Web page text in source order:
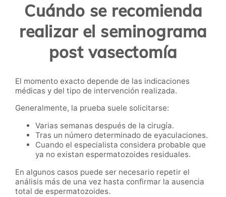
Cuándo se recomienda
realizar el seminograma
post vasectomía
El momento exacto depende de las indicaciones
médicas y del tipo de intervención realizada.
Generalmente, la prueba suele solicitarse:
Varias semanas después de la cirugía.
Tras un número determinado de eyaculaciones.
Cuando el especialista considera probable que
ya no existan espermatozoides residuales.
En algunos casos puede ser necesario repetir el
análisis más de una vez hasta confirmar la ausencia
total de espermatozoides.